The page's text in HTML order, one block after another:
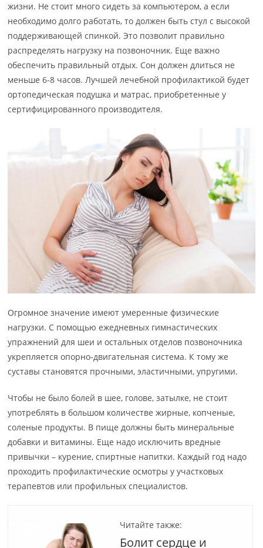
жизни. Не стоит много сидеть за компьютером, а если
необходимо долго работать, то должен быть стул с высокой
поддерживающей спинкой. Это позволит правильно
распределять нагрузку на позвоночник. Еще важно
обеспечить правильный отдых. Сон должен длиться не
меньше 6-8 часов. Лучшей лечебной профилактикой будет
ортопедическая подушка и матрас, приобретенные у
сертифицированного производителя.
Огромное значение имеют умеренные физические
нагрузки. С помощью ежедневных гимнастических
упражнений для шеи и остальных отделов позвоночника
укрепляется опорно-двигательная система. К тому же
суставы становятся прочными, эластичными, упругими.
Чтобы не было болей в шее, голове, затылке, не стоит
употреблять в большом количестве жирные, копченые,
соленые продукты. В пище должны быть минеральные
добавки и витамины. Еще надо исключить вредные
привычки – курение, спиртные напитки. Каждый год надо
проходить профилактические осмотры у участковых
терапевтов или профильных специалистов.
Читайте также:
Болит сердце и